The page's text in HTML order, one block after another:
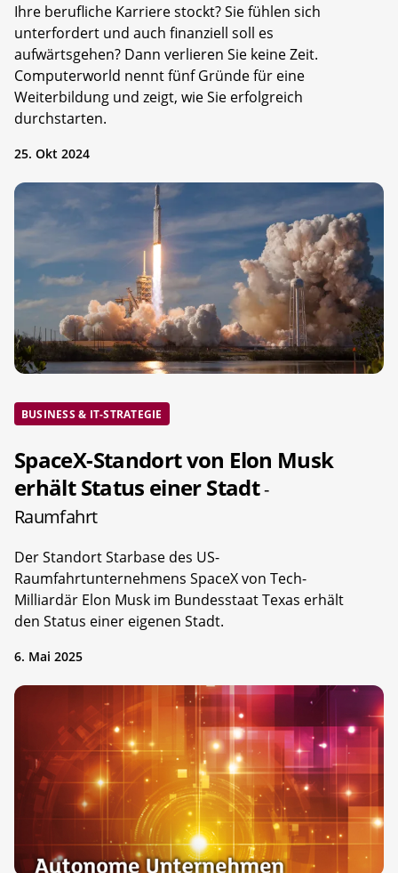
Ihre berufliche Karriere stockt? Sie fühlen sich
unterfordert und auch finanziell soll es
aufwärtsgehen? Dann verlieren Sie keine Zeit.
Computerworld nennt fünf Gründe für eine
Weiterbildung und zeigt, wie Sie erfolgreich
durchstarten.
25. Okt 2024
BUSINESS & IT-STRATEGIE
SpaceX-Standort von Elon Musk
erhält Status einer Stadt-
Raumfahrt
Der Standort Starbase des US-
Raumfahrtunternehmens SpaceX von Tech-
Milliardär Elon Musk im Bundesstaat Texas erhält
den Status einer eigenen Stadt.
6. Mai 2025